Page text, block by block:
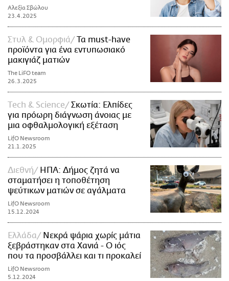
Αλεξία Σβώλου
23.4.2025
Στυλ & Ομορφιά
Τα must-have
προϊόντα για ένα εντυπωσιακό
μακιγιάζ ματιών
The LiFO team
26.3.2025
Τech & Science
Σκωτία: Ελπίδες
για πρόωρη διάγνωση άνοιας με
μια οφθαλμολογική εξέταση
LifO Newsroom
21.1.2025
Διεθνή
ΗΠΑ: Δήμος ζητά να
σταματήσει η τοποθέτηση
ψεύτικων ματιών σε αγάλματα
LifO Newsroom
15.12.2024
Ελλάδα
Νεκρά ψάρια χωρίς μάτια
ξεβράστηκαν στα Χανιά - Ο ιός
που τα προσβάλλει και τι προκαλεί
LifO Newsroom
5.12.2024